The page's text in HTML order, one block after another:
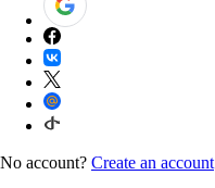
No account? Create an account